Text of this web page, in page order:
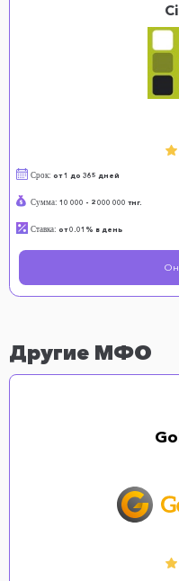
Срок: от 1 до 365 дней
Сумма: 10 000 - 2 000 000 тнг.
Ставка: от 0.01% в день
Другие МФО